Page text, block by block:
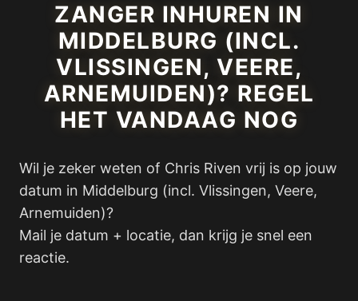
ZANGER INHUREN IN
MIDDELBURG (INCL.
VLISSINGEN, VEERE,
ARNEMUIDEN)? REGEL
HET VANDAAG NOG
Wil je zeker weten of Chris Riven vrij is op jouw
datum in Middelburg (incl. Vlissingen, Veere,
Arnemuiden)?
Mail je datum + locatie, dan krijg je snel een
reactie.